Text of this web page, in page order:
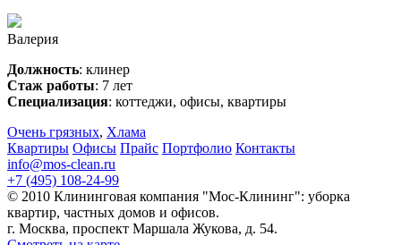
Валерия
Должность: клинер
Стаж работы: 7 лет
Специализация: коттеджи, офисы, квартиры
Очень грязных, Хлама
Квартиры Офисы Прайс Портфолио Контакты
info@mos-clean.ru
+7 (495) 108-24-99
© 2010 Клининговая компания "Мос-Клининг": уборка
квартир, частных домов и офисов.
г. Москва, проспект Маршала Жукова, д. 54.